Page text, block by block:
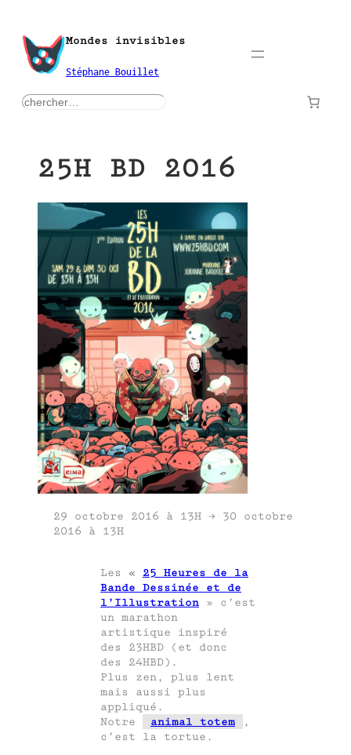
contenu
Mondes invisibles
Stéphane Bouillet
rechercher
25H BD 2016
29 octobre 2016 à 13H → 30 octobre
2016 à 13H
Les « 25 Heures de la
Bande Dessinée et de
l’Illustration » c’est
un marathon
artistique inspiré
des 23HBD (et donc
des 24HBD).
Plus zen, plus lent
mais aussi plus
appliqué.
Notre
animal totem
,
c’est la tortue.